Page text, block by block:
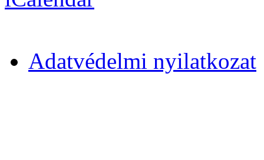
Adatvédelmi nyilatkozat